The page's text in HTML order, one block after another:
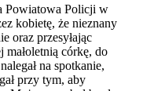
Powiatowa Policji w
kobietę, że nieznany
oraz przesyłając
małoletnią córkę, do
na spotkanie,
przy tym, aby